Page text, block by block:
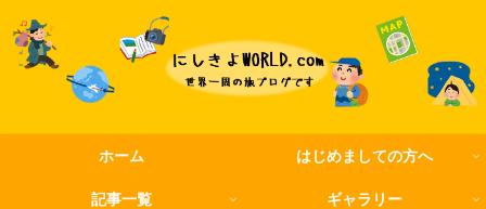
ホーム はじめましての方へ
記事一覧 ギャラリー